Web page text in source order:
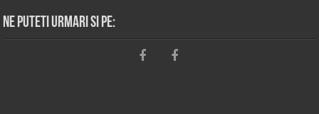
Ne puteti urmari si pe: